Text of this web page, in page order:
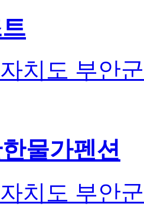
치도 부안
물가펜션
치도 부안